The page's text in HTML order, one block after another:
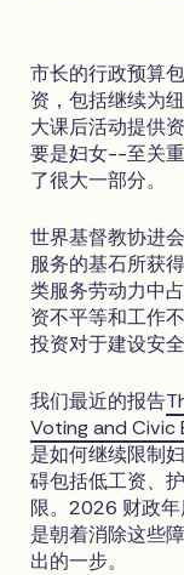
市长的行政预算
资，包括继续为
大课后活动提供
要是妇女--至关
了很大一部分。
世界基督教协进
服务的基石所获
类服务劳动力中
资不平等和工作
投资对于建设安
我们最近的报告
Voting and Civic
是如何继续限制
碍包括低工资、
限。2026 财政年
是朝着消除这些
出的一步。